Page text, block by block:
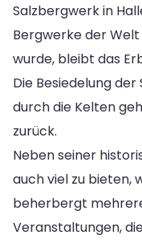
Salzbergwerk in
Bergwerke der Welt
wurde, bleibt das
Die Besiedelung
durch die Kelten
zurück.
Neben seiner
auch viel zu bieten,
beherbergt
Veranstaltungen,